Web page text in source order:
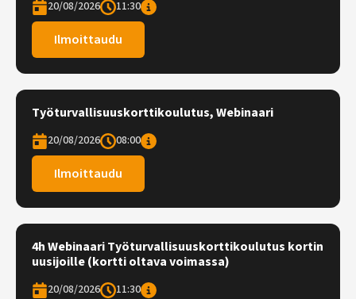
20/08/2026 11:30
Ilmoittaudu
Työturvallisuuskorttikoulutus, Webinaari
20/08/2026 08:00
Ilmoittaudu
4h Webinaari Työturvallisuuskorttikoulutus kortin
uusijoille (kortti oltava voimassa)
20/08/2026 11:30